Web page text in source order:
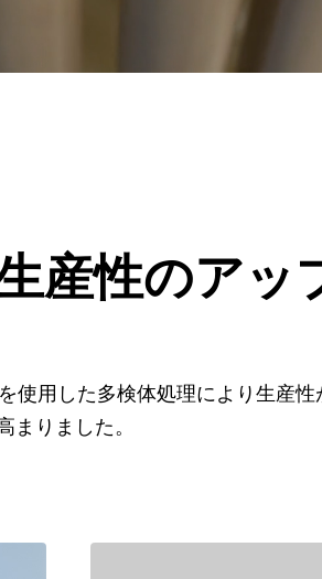
産性のアッ
用した多検体処理により生産
りました。